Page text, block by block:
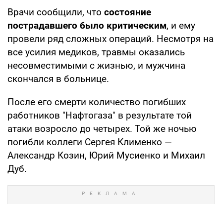
Врачи сообщили, что состояние
пострадавшего было критическим, и ему
провели ряд сложных операций. Несмотря на
все усилия медиков, травмы оказались
несовместимыми с жизнью, и мужчина
скончался в больнице.
После его смерти количество погибших
работников "Нафтогаза" в результате той
атаки возросло до четырех. Той же ночью
погибли коллеги Сергея Клименко —
Александр Козин, Юрий Мусиенко и Михаил
Дуб.